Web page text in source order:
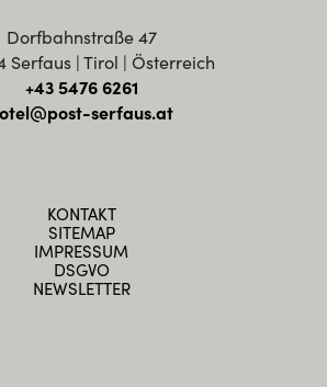
KONTAKT
SITEMAP
IMPRESSUM
DSGVO
NEWSLETTER
Dorfbahnstraße 47
Serfaus | Tirol | Österreich
+43 5476 6261
serfaus.at